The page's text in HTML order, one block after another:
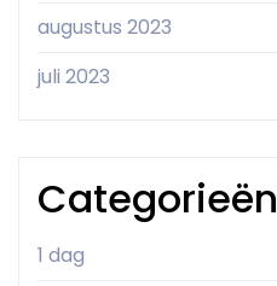
augustus 2023
juli 2023
Categorieën
1 dag